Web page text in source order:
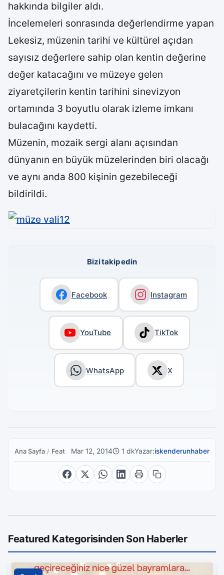
hakkında bilgiler aldı.
İncelemeleri sonrasında değerlendirme yapan
Lekesiz, müzenin tarihi ve kültürel açıdan
sayısız değerlere sahip olan kentin değerine
değer katacağını ve müzeye gelen
ziyaretçilerin kentin tarihini sinevizyon
ortamında 3 boyutlu olarak izleme imkanı
bulacağını kaydetti.
Müzenin, mozaik sergi alanı açısından
dünyanın en büyük müzelerinden biri olacağı
ve aynı anda 800 kişinin gezebileceği
bildirildi.
Bizi takip edin
Facebook Instagram
YouTube TikTok
WhatsApp X
Ana Sayfa / FeaturedMar 12, 2014 1 dkYazar:iskenderunhaber
Featured Kategorisinden Son Haberler